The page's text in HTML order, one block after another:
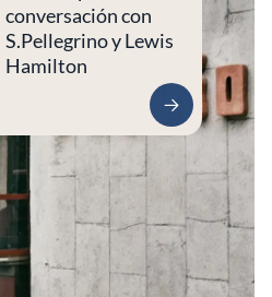
conversación con
S.Pellegrino y Lewis
Hamilton